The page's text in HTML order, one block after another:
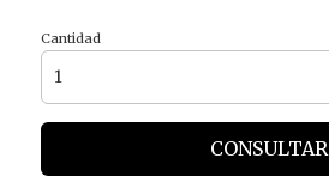
Cantidad
CONSULTAR